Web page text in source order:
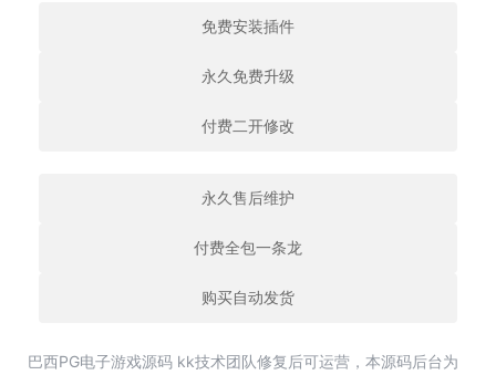
免费安装插件
永久免费升级
付费二开修改
永久售后维护
付费全包一条龙
购买自动发货
巴西PG电子游戏源码 kk技术团队修复后可运营，本源码后台为